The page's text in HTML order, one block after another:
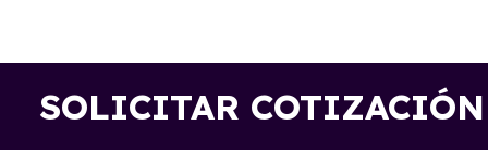
SOLICITAR COTIZACIÓN